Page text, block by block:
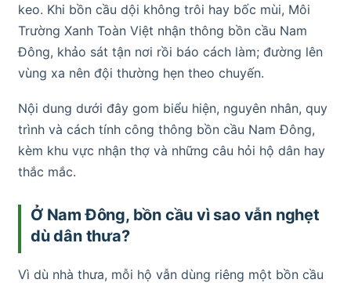
keo. Khi bồn cầu dội không trôi hay bốc mùi, Môi
Trường Xanh Toàn Việt nhận thông bồn cầu Nam
Đông, khảo sát tận nơi rồi báo cách làm; đường lên
vùng xa nên đội thường hẹn theo chuyến.
Nội dung dưới đây gom biểu hiện, nguyên nhân, quy
trình và cách tính công thông bồn cầu Nam Đông,
kèm khu vực nhận thợ và những câu hỏi hộ dân hay
thắc mắc.
Ở Nam Đông, bồn cầu vì sao vẫn nghẹt
dù dân thưa?
Vì dù nhà thưa, mỗi hộ vẫn dùng riêng một bồn cầu